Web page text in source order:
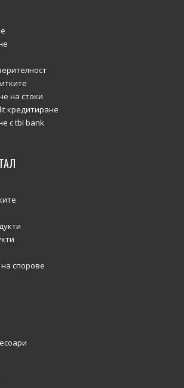
на стоки
кредитиране
с tbi bank
спорове